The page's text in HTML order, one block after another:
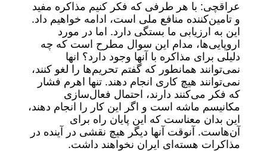
عراقچی: با هر طرفی که فکر کنیم مذاکره مفید
و تامین‌کننده منافع ملی است، ادامه خواهیم داد.
این به ارزیابی ما بستگی دارد. اما در مورد
اروپایی‌ها، مدام این سوال مطرح است که چه
دلیلی برای مذاکره با آنها وجود دارد؟ انها
نمی‌توانند همانطور که گفتم تحریم‌ها را لغو کنند،
نمی‌توانند هیچ کاری انجام دهند. تنها اهرم فشار
که فکر می‌کنند دارند، احتمال فعال‌سازی
مکانیسم ماشه است و اگر این کار را انجام دهند،
این بدان معناست که این پایان راه برای
آن‌هاست. آنوقت آنها دیگر هیچ نقشی در آینده در
مذاکرات هسته‌ای ایران نخواهند داشت.